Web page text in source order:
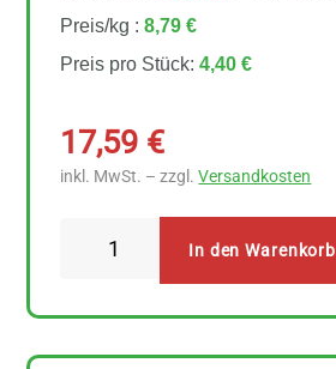
Preis/kg :8,79 €
Preis pro Stück:4,40 €
17,59 €
inkl. MwSt. – zzgl.Versandkosten
In den Warenkorb